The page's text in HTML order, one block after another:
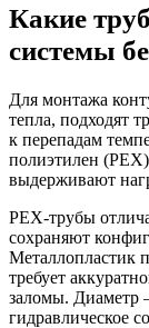
Какие
системы
Для монтажа
тепла, подходят
к перепадам
полиэтилен
выдерживают
PEX-трубы
сохраняют
Металлопластик
требует
заломы. Диаметр
гидравлическое